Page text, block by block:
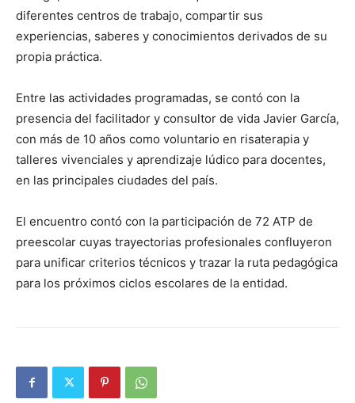
diferentes centros de trabajo, compartir sus
experiencias, saberes y conocimientos derivados de su
propia práctica.
Entre las actividades programadas, se contó con la
presencia del facilitador y consultor de vida Javier García,
con más de 10 años como voluntario en risaterapia y
talleres vivenciales y aprendizaje lúdico para docentes,
en las principales ciudades del país.
El encuentro contó con la participación de 72 ATP de
preescolar cuyas trayectorias profesionales confluyeron
para unificar criterios técnicos y trazar la ruta pedagógica
para los próximos ciclos escolares de la entidad.